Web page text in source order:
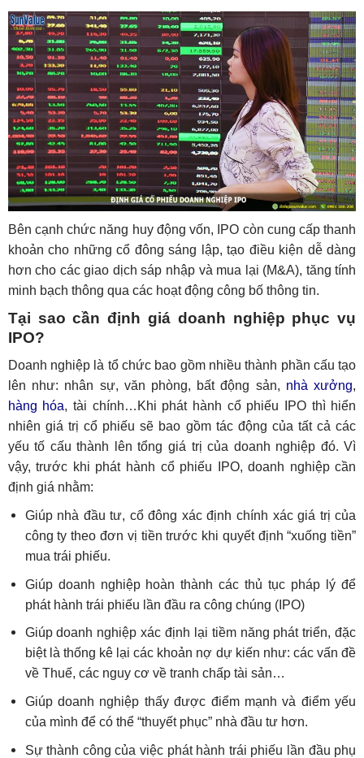
Bên cạnh chức năng huy động vốn, IPO còn cung cấp thanh
khoản cho những cổ đông sáng lập, tạo điều kiện dễ dàng
hơn cho các giao dịch sáp nhập và mua lại (M&A), tăng tính
minh bạch thông qua các hoạt động công bố thông tin.
Tại sao cần định giá doanh nghiệp phục vụ
IPO?
Doanh nghiệp là tổ chức bao gồm nhiều thành phần cấu tạo
lên như: nhân sự, văn phòng, bất động sản, nhà xưởng,
hàng hóa, tài chính…Khi phát hành cổ phiếu IPO thì hiển
nhiên giá trị cổ phiếu sẽ bao gồm tác động của tất cả các
yếu tố cấu thành lên tổng giá trị của doanh nghiệp đó. Vì
vậy, trước khi phát hành cổ phiếu IPO, doanh nghiệp cần
định giá nhằm:
Giúp nhà đầu tư, cổ đông xác định chính xác giá trị của
công ty theo đơn vị tiền trước khi quyết định “xuống tiền”
mua trái phiếu.
Giúp doanh nghiệp hoàn thành các thủ tục pháp lý để
phát hành trái phiếu lần đầu ra công chúng (IPO)
Giúp doanh nghiệp xác định lại tiềm năng phát triển, đặc
biệt là thống kê lại các khoản nợ dự kiến như: các vấn đề
về Thuế, các nguy cơ về tranh chấp tài sản…
Giúp doanh nghiệp thấy được điểm mạnh và điểm yếu
của mình để có thể “thuyết phục” nhà đầu tư hơn.
Sự thành công của việc phát hành trái phiếu lần đầu phụ